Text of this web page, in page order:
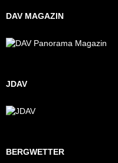
DAV MAGAZIN
JDAV
BERGWETTER